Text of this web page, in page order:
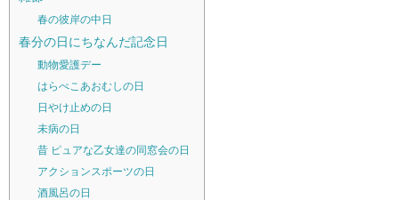
春の彼岸の中日
春分の日にちなんだ記念日
動物愛護デー
はらぺこあおむしの日
日やけ止めの日
未病の日
昔 ピュアな乙女達の同窓会の日
アクションスポーツの日
酒風呂の日